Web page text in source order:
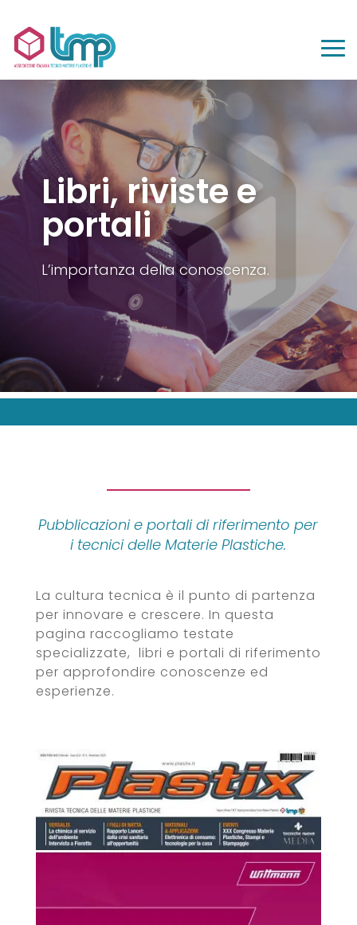
Libri, riviste e
portali
L’importanza della conoscenza.
Pubblicazioni e portali di riferimento per
i tecnici delle Materie Plastiche.
La cultura tecnica è il punto di partenza
per innovare e crescere. In questa
pagina raccogliamo testate
specializzate, libri e portali di riferimento
per approfondire conoscenze ed
esperienze.